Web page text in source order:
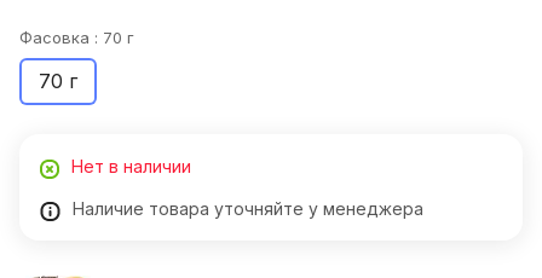
Фасовка : 70 г
70 г
Нет в наличии
Наличие товара уточняйте у менеджера